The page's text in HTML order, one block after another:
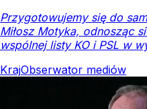
Przygotowujemy się do
Miłosz Motyka, odnosząc
wspólnej listy KO i PSL w
KrajObserwator mediów